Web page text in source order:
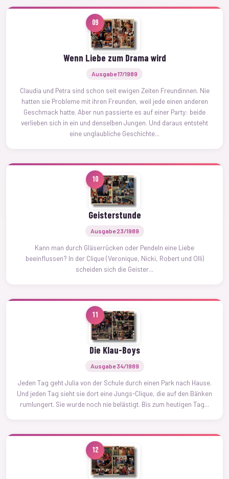
09
Wenn Liebe zum Drama wird
Ausgabe 17/1989
Claudia und Petra sind schon seit ewigen Zeiten Freundinnen. Nie
hatten sie Probleme mit ihren Freunden, weil jede einen anderen
Geschmack hatte. Aber nun passierte es auf einer Party: beide
verlieben sich in ein und denselben Jungen. Und daraus entsteht
eine unglaubliche Geschichte...
10
Geisterstunde
Ausgabe 23/1989
Kann man durch Gläserrücken oder Pendeln eine Liebe
beeinflussen? In der Clique (Veronique, Nicki, Robert und Olli)
scheiden sich die Geister...
11
Die Klau-Boys
Ausgabe 34/1989
Jeden Tag geht Julia von der Schule durch einen Park nach Hause.
Und jeden Tag sieht sie dort eine Jungs-Clique, die auf den Bänken
rumlungert. Sie wurde noch nie belästigt. Bis zum heutigen Tag...
12